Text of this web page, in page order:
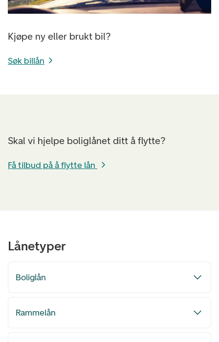
Kjøpe ny eller brukt bil?
Søk billån
Skal vi hjelpe boliglånet ditt å flytte?
Få tilbud på å flytte lån
Lånetyper
Boliglån
Rammelån